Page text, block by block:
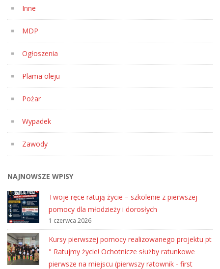
Inne
MDP
Ogłoszenia
Plama oleju
Pożar
Wypadek
Zawody
NAJNOWSZE WPISY
Twoje ręce ratują życie – szkolenie z pierwszej
pomocy dla młodzieży i dorosłych
1 czerwca 2026
Kursy pierwszej pomocy realizowanego projektu pt
" Ratujmy życie! Ochotnicze służby ratunkowe
pierwsze na miejscu (pierwszy ratownik - first